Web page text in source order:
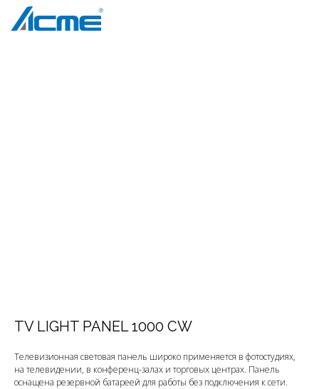
TV LIGHT PANEL 1000 CW
Телевизионная световая панель широко применяется в фотостудиях,
на телевидении, в конференц-залах и торговых центрах. Панель
оснащена резервной батареей для работы без подключения к сети.